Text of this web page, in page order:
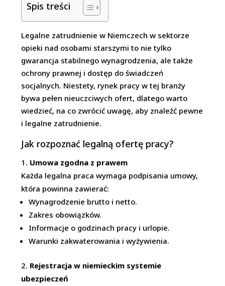
Spis treści
Legalne zatrudnienie w Niemczech w sektorze
opieki nad osobami starszymi to nie tylko
gwarancja stabilnego wynagrodzenia, ale także
ochrony prawnej i dostęp do świadczeń
socjalnych. Niestety, rynek pracy w tej branży
bywa pełen nieuczciwych ofert, dlatego warto
wiedzieć, na co zwrócić uwagę, aby znaleźć pewne
i legalne zatrudnienie.
Jak rozpoznać legalną ofertę pracy?
Umowa zgodna z prawem
Każda legalna praca wymaga podpisania umowy,
która powinna zawierać:
Wynagrodzenie brutto i netto.
Zakres obowiązków.
Informacje o godzinach pracy i urlopie.
Warunki zakwaterowania i wyżywienia.
Rejestracja w niemieckim systemie
ubezpieczeń